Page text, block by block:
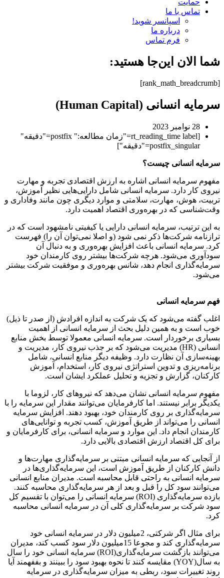
حمایت
تماس با ما
اسپانسر شوید!
درباره ما
فرم تماس
شما الان این‌جا هستید:
[rank_math_breadcrumb]
سرمایه انسانی (Human Capital)
28 نوامبر 2023
[rt_reading_time label="زمان مطالعه:" postfix="دقیقه"
postfix_singular="دقیقه"]
سرمایه انسانی چیست؟
مفهوم سرمایه انسانی اشاره به ارزش اقتصادی تجربه و مهارت
نیروی کار دارد. سرمایه انسانی شامل دارایی‌هایی نظیر آموزش،
تربیت، هوش، مهارت، سلامتی و موارد دیگری چون مانند وفاداری و
وقت‌شناسی که در بهره‌وری اقتصاد اهمیت دارد.
به این ترتیب، سرمایه انسانی دارایی یا کیفیتی نامشهود است که در
ترازنامه شرکت‌ها ذکر نمی شود (و اصلا نمی‌توان آن را) فهرست
کرد. سرمایه انسانی باعث افزایش بهره‌وری و به دنبال آن
سودآوری می‌شود. هرچه شرکت‌ها بیشتر روی کارمندان خود
سرمایه‌گذاری انجام دهد، شانس بهره‌وری و موفقیت شرکت بیشتر
می‌شود.
فهم سرمایه انسانی
اغلب گفته می‌شود که یک شرکت به اندازه افرادش (از صدر تا ذیل)
خوب است و به همین دلیل بحث از سرمایه انسانی از اهمیت
بسیاری برخوردار است. سرمایه انسانی معمولا توسط بخش منابع
انسانی (HR) مدیریت می‌شود که بر جذب نیروی کار، مدیریت و
بهینه‌سازی آن نظارت دارد. وظیفه دیگر منابع انسانی، شامل
برنامه‌ریزی و تدوین استراتژی نیروی کار، استخدام، آموزش
کارکنان، گزارش و تجزیه و تحلیل عملکرد ایشان است.
مفهوم سرمایه انسانی نشان می‌دهد که نیروهای کار، لزوما با
یکدیگر برابر نیستند. اما کارفرمایان می‌توانند مقدار این سرمایه را با
سرمایه‌گذاری بر روی کارمندان خود، بهبود دهند. افزایش سرمایه
انسانی را می‌تواند از طریق آموزش، کسب تجربه و توانایی‌های
کارمندان انجام داد. این موارد و سرمایه انسانی، برای کارفرمایان و
برای کل اقتصاد ارزش اقتصادی بالایی دارد.
از آنجایی که سرمایه انسانی مبتنی بر سرمایه‌گذاری مهارت‌ها و
دانش کارکنان از طریق آموزش است، این سرمایه‌گذاری‌ها در
سرمایه انسانی به راحتی قابل محاسبه است. مدیران منابع انسانی
می‌توانند سود کل را قبل و بعد از هر سرمایه‌گذاری محاسبه کنند.
بازده سرمایه‌گذاری (ROI) سرمایه انسانی را می‌توان با تقسیم کل
سود شرکت بر سرمایه‌گذاری کلی آن در سرمایه انسانی محاسبه
کرد.
برای مثال اگر شرکتی، 2میلیون دلار در سرمایه انسانی خود
سرمایه‌گذاری کند و مجوعا 15میلیون دلار سود کسب کند، مدیران
می‌توانند بازگشت سرمایه‌گذاری(ROI) سرمایه‌ انسانی خود را سال
به سال(YOY) مقایسه کنند تا نحوه بهبود سود را ببینند و بففهمند آیا
روند تغییرات سود، ربطی به میزان سرمایه‌گذاری در سرمایه